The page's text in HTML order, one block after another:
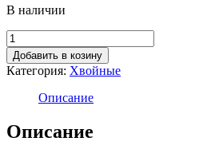
В наличии
Добавить в козину
Категория: Хвойные
Описание
Описание